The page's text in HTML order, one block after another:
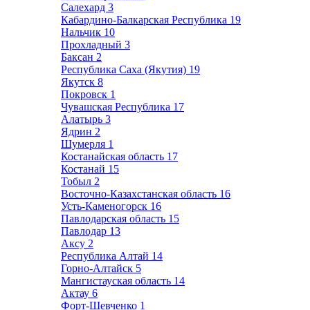
Салехард 3
Кабардино-Балкарская Республика 19
Нальчик 10
Прохладный 3
Баксан 2
Республика Саха (Якутия) 19
Якутск 8
Покровск 1
Чувашская Республика 17
Алатырь 3
Ядрин 2
Шумерля 1
Костанайская область 17
Костанай 15
Тобыл 2
Восточно-Казахстанская область 16
Усть-Каменогорск 16
Павлодарская область 15
Павлодар 13
Аксу 2
Республика Алтай 14
Горно-Алтайск 5
Мангистауская область 14
Актау 6
Форт-Шевченко 1